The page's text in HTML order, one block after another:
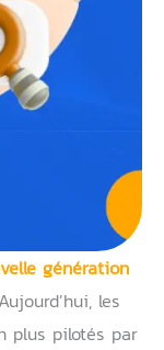
génération
les
plus pilotés par